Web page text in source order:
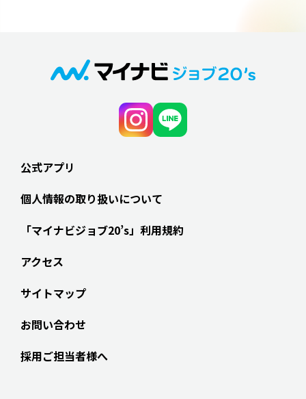
公式アプリ
個人情報の取り扱いについて
「マイナビジョブ20’s」利用規約
アクセス
サイトマップ
お問い合わせ
採用ご担当者様へ